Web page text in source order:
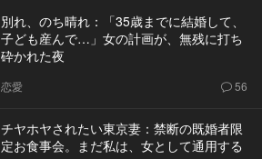
別れ、のち晴れ：「35歳までに結婚して、
子ども産んで…」女の計画が、無残に打ち
砕かれた夜
恋愛 56
チヤホヤされたい東京妻：禁断の既婚者限
定お食事会。まだ私は、女として通用する